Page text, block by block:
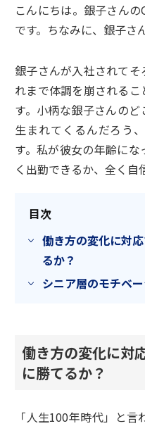
こんにちは。銀子さんの
です。ちなみに、銀子さ
銀子さんが入社されて
れまで体調を崩される
す。小柄な銀子さんの
生まれてくるんだろう
す。私が彼女の年齢に
く出勤できるか、全く自
目次
働き方の変化に対
るか？
シニア層のモチベ
働き方の変化に対
に勝てるか？
「人生100年時代」と